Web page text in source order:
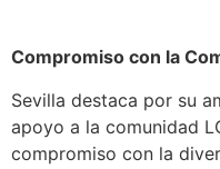
Compromiso con la
Sevilla destaca por su
apoyo a la comunidad
compromiso con la